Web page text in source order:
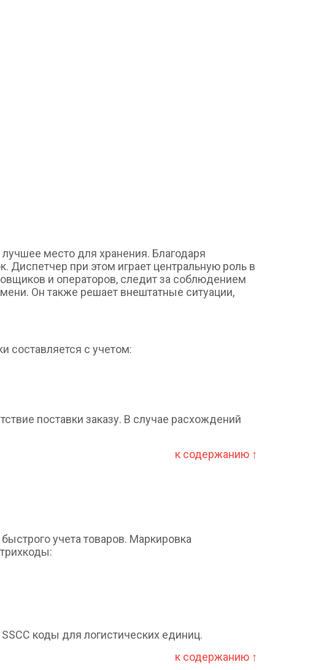
место для хранения. Благодаря
Диспетчер при этом играет центральную роль в
и операторов, следит за соблюдением
Он также решает внештатные ситуации,
составляется с учетом:
поставки заказу. В случае расхождений
к содержанию ↑
учета товаров. Маркировка
коды для логистических единиц.
к содержанию ↑